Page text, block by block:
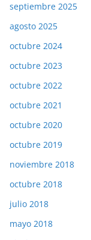
septiembre 2025
agosto 2025
octubre 2024
octubre 2023
octubre 2022
octubre 2021
octubre 2020
octubre 2019
noviembre 2018
octubre 2018
julio 2018
mayo 2018